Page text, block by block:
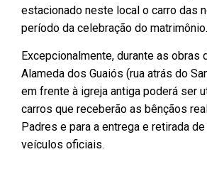
estacionado neste local o carro das
período da celebração do matrimônio.
Excepcionalmente, durante as obras
Alameda dos Guaiós (rua atrás do
em frente à igreja antiga poderá ser
carros que receberão as bênçãos
Padres e para a entrega e retirada
veículos oficiais.